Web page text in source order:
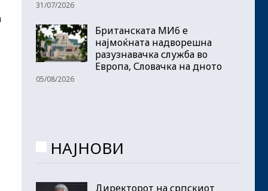
31/07/2026
Британската МИ6 е
најмоќната надворешна
разузнавачка служба во
Европа, Словачка на дното
05/08/2026
НАЈНОВИ
Директорот на српскиот